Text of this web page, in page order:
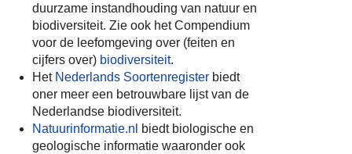
duurzame instandhouding van natuur en
biodiversiteit. Zie ook het Compendium
voor de leefomgeving over (feiten en
cijfers over) biodiversiteit.
Het Nederlands Soortenregister biedt
oner meer een betrouwbare lijst van de
Nederlandse biodiversiteit.
Natuurinformatie.nl
biedt biologische en
geologische informatie waaronder ook